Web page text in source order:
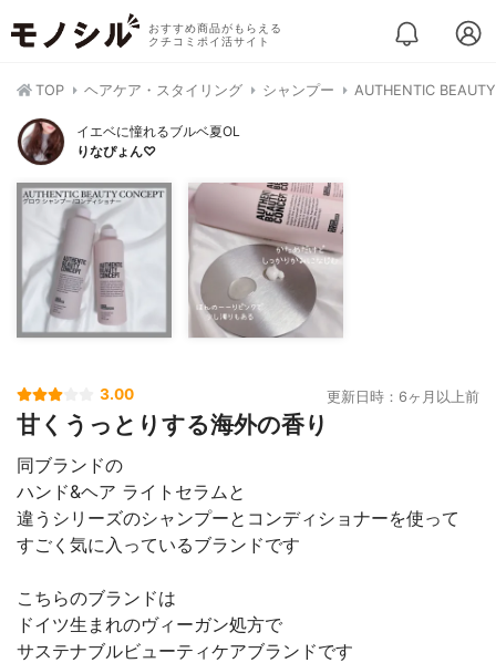
おすすめ商品がもらえる
クチコミポイ活サイト
TOP ヘアケア・スタイリング シャンプー AUTHENTIC
イエベに憧れるブルベ夏OL
りなぴょん♡
3.00 更新日時：6ヶ月以上前
甘くうっとりする海外の香り
同ブランドの
ハンド&ヘア ライトセラムと
違うシリーズのシャンプーとコンディショナーを使って
すごく気に入っているブランドです
こちらのブランドは
ドイツ生まれのヴィーガン処方で
サステナブルビューティケアブランドです